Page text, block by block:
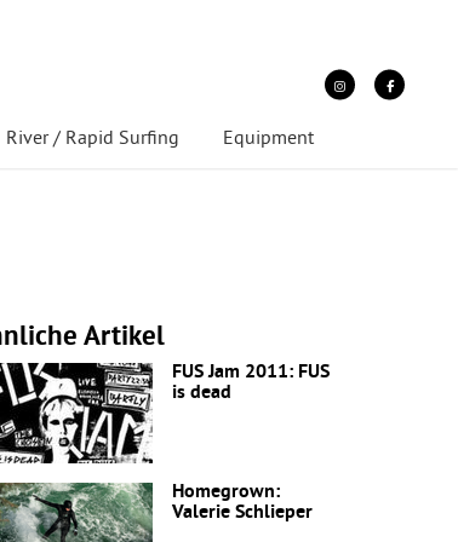
River / Rapid Surfing Equipment
Artikel
FUS Jam 2011: FUS
is dead
Homegrown:
Valerie Schlieper